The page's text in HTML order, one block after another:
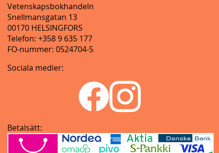
Vetenskapsbokhandeln
Snellmansgatan 13
00170 HELSINGFORS
Telefon: +358 9 635 177
FO-nummer: 0524704-5
Sociala medier:
Betalsätt: